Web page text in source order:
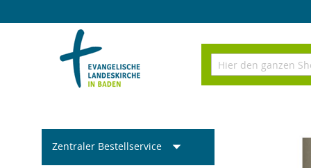
Suchen
Zentraler Bestellservice